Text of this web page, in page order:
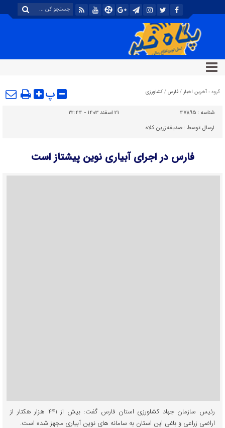
گروه : آخرین اخبار / فارس / کشاورزی پ
شناسه : 47895
21 اسفند 1403 - 22:44
ارسال توسط : صدیقه زرین کلاه
فارس در اجرای آبیاری نوین پیشتاز است
رئیس سازمان جهاد کشاورزی استان فارس گفت: بیش از 441 هزار هکتار از
اراضی زراعی و باغی این استان به سامانه های نوین آبیاری مجهز شده است.